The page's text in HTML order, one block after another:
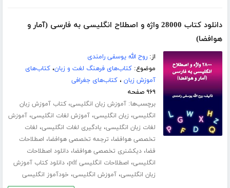
دانلود کتاب 28000 واژه و اصطلاح انگلیسی به فارسی (آمار و
هوافضا)
از:روح الله یوسفی رامندی
موضوع:کتاب‌های فرهنگ لغت و زبان،کتاب‌های
آموزش زبان ،کتاب‌های جغرافی
۹۶۹ صفحه
برچسب‌ها:آموزش زبان انگلیسی،کتاب آموزش زبان
انگلیسی، زبان انگلیسی،آموزش لغات انگلیسی،آموزش
لغات زبان انگلیسی، یادگیری لغات انگلیسی، لغات
تخصصی هوافضا، ترجمه تخصصی هوافضا، اصطلاحات
فضا،دیکشنری تخصصی هوافضا،دانلود اصطلاحات
انگلیسی، اصطلاحات انگلیسی pdf ،دانلود کتاب آموزش
زبان انگلیسی،آموزش انگلیسی، خودآموز انگلیسی